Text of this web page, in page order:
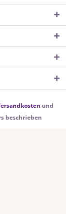
und
beschrieben